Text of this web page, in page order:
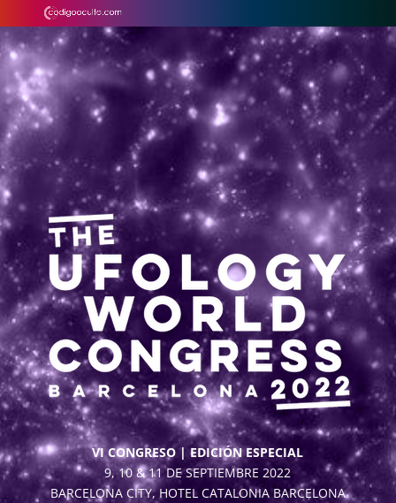
VI CONGRESO | EDICIÓN ESPECIAL
9, 10 & 11 DE SEPTIEMBRE 2022
BARCELONA CITY, HOTEL CATALONIA BARCELONA